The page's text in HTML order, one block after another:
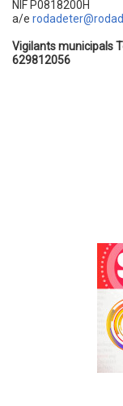
NIF P0818200H
a/e
Vigilants municipals
629812056